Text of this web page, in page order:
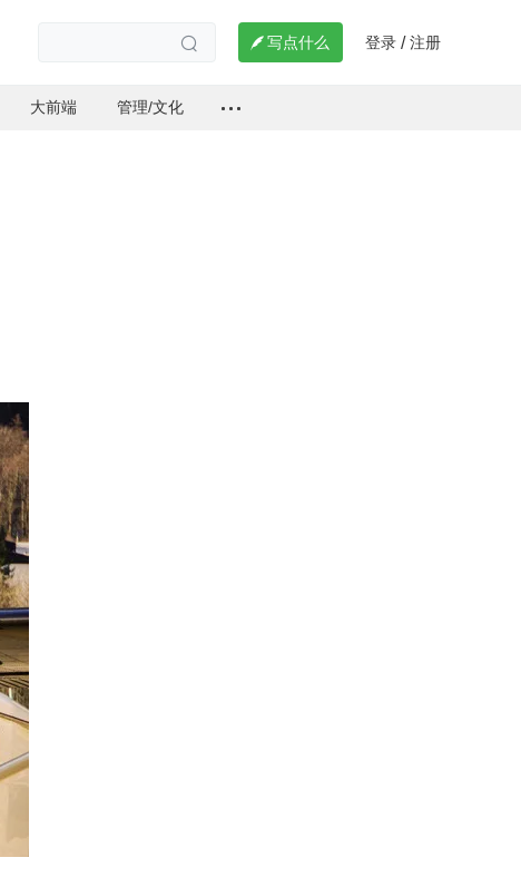
  写点什么 登录 / 注册
大前端 管理/文化